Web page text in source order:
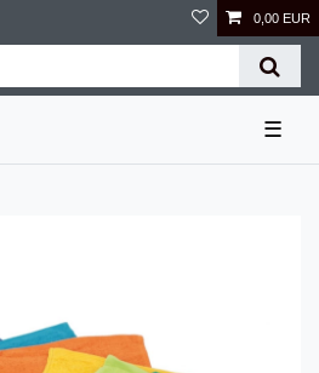
0,00 EUR
☰